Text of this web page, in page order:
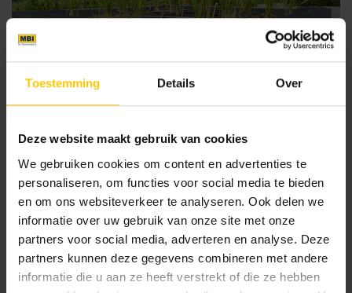
Toestemming Details Over
Deze website maakt gebruik van cookies
We gebruiken cookies om content en advertenties te
personaliseren, om functies voor social media te bieden
en om ons websiteverkeer te analyseren. Ook delen we
informatie over uw gebruik van onze site met onze
partners voor social media, adverteren en analyse. Deze
partners kunnen deze gegevens combineren met andere
informatie die u aan ze heeft verstrekt of die ze hebben